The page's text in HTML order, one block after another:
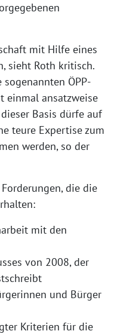
mit Hilfe eines
sieht Roth kritisch.
ÖPP-
einmal ansatzweise
Basis dürfe auf
teure Expertise zum
werden, so der
die die
mit den
von 2008, der
und Bürger
Kriterien für die